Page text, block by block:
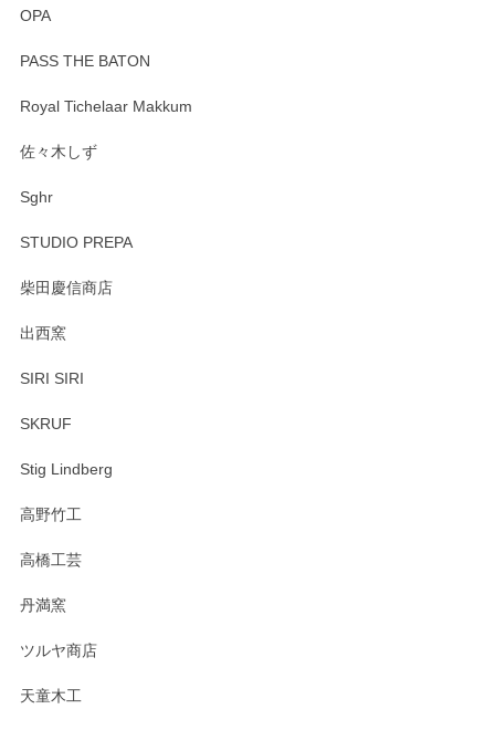
OPA
PASS THE BATON
Royal Tichelaar Makkum
佐々木しず
Sghr
STUDIO PREPA
柴田慶信商店
出西窯
SIRI SIRI
SKRUF
Stig Lindberg
高野竹工
高橋工芸
丹満窯
ツルヤ商店
天童木工